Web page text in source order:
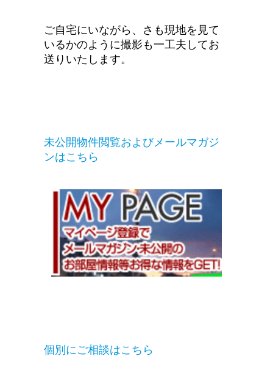
ご自宅にいながら、さも現地を見て
いるかのように撮影も一工夫してお
送りいたします。
未公開物件閲覧およ びメールマガジ
ンはこちら
個別にご相談はこちら